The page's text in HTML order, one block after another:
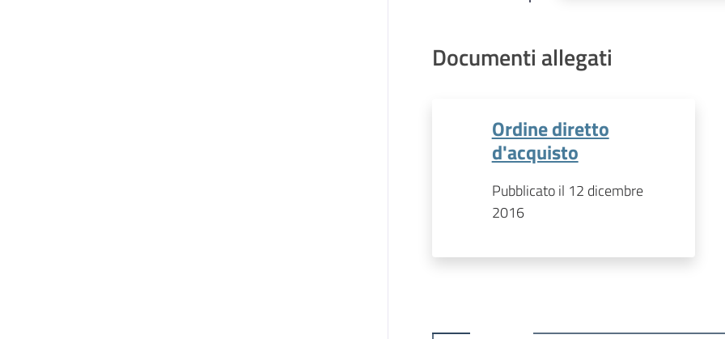
Documenti allegati
Ordine diretto
d'acquisto
Pubblicato il 12 dicembre
2016